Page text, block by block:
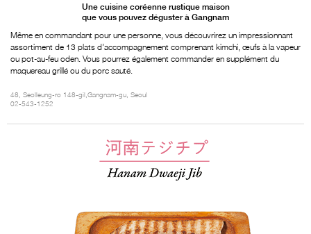
Une cuisine coréenne rustique maison
que vous pouvez déguster à Gangnam
Même en commandant pour une personne, vous découvrirez un impressionnant
assortiment de 13 plats d’accompagnement comprenant kimchi, œufs à la vapeur
ou pot-au-feu oden. Vous pourrez également commander en supplément du
maquereau grillé ou du porc sauté.
48, Seolleung-ro 148-gil,Gangnam-gu, Seoul
02-543-1252